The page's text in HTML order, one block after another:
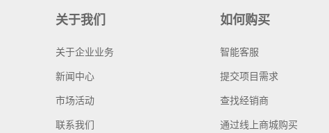
关于我们
关于企业业务
新闻中心
市场活动
联系我们
如何购买
智能客服
提交项目需求
查找经销商
通过线上商城购买